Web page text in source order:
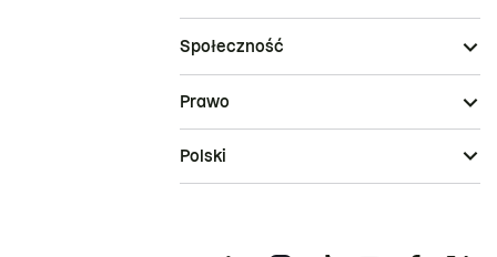
Społeczność
Prawo
Polski